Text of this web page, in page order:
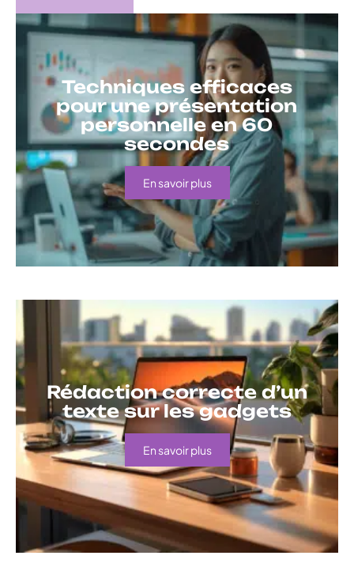
Techniques efficaces
pour une présentation
personnelle en 60
secondes
En savoir plus
Rédaction correcte d’un
texte sur les gadgets
En savoir plus